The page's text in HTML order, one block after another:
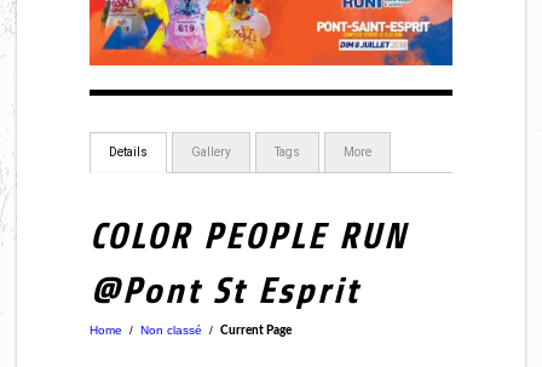
Details Gallery Tags More
COLOR PEOPLE RUN
@Pont St Esprit
Home / Non classé / Current Page